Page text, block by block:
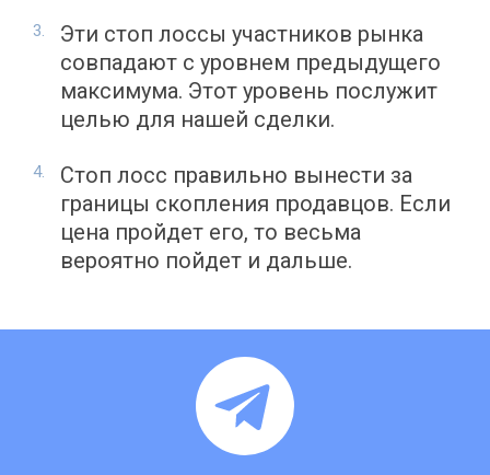
Эти стоп лоссы участников рынка
совпадают с уровнем предыдущего
максимума. Этот уровень послужит
целью для нашей сделки.
Стоп лосс правильно вынести за
границы скопления продавцов. Если
цена пройдет его, то весьма
вероятно пойдет и дальше.